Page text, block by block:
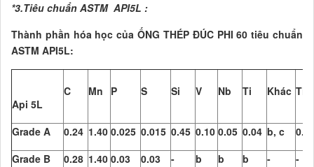
*3.Tiêu chuẩn ASTM API5L :
Thành phần hóa học của ỐNG THÉP ĐÚC PHI 60 tiêu chuẩn
ASTM API5L:
Api 5L
C Mn P S Si V Nb Ti Khác Ti
Grade A 0.24 1.40 0.025 0.015 0.45 0.10 0.05 0.04 b, c
Grade B
0.28 1.40 0.03 0.03 - b b b - -